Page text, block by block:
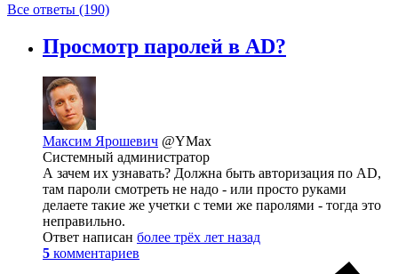
Все ответы (190)
Просмотр паролей в AD?
Максим Ярошевич @YMax
Системный администратор
А зачем их узнавать? Должна быть авторизация по AD,
там пароли смотреть не надо - или просто руками
делаете такие же учетки с теми же паролями - тогда это
неправильно.
Ответ написан более трёх лет назад
5 комментариев